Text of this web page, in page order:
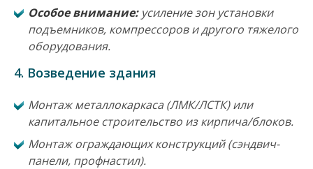
Особое внимание:усиление зон установки
подъемников, компрессоров и другого тяжелого
оборудования.
4. Возведение здания
Монтаж металлокаркаса (ЛМК/ЛСТК) или
капитальное строительство из кирпича/блоков.
Монтаж ограждающих конструкций (сэндвич-
панели, профнастил).